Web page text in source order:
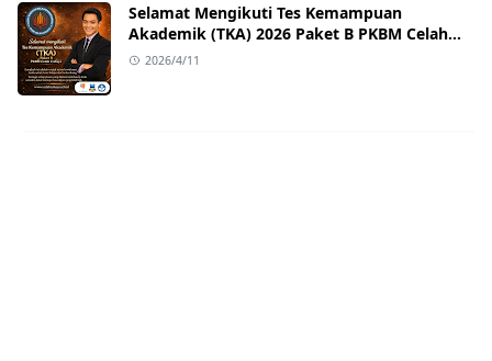
Selamat Mengikuti Tes Kemampuan
Akademik (TKA) 2026 Paket B PKBM Celah
Cahaya
2026/4/11